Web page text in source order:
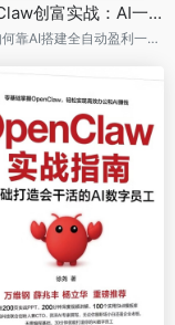
《OpenClaw创富实战：AI一人公司变现手册》
看普通人如何靠AI搭建全自动盈利一人公司